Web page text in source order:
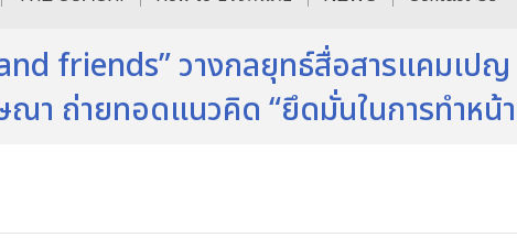
friends” วางกลยุทธ์สื่อสารแคมเป
ณา ถ่ายทอดแนวคิด “ยึดมั่นในการทำหน้